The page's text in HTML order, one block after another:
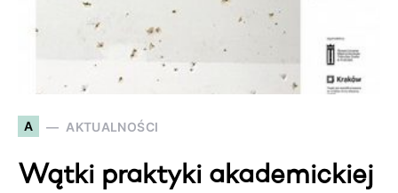
A AKTUALNOŚCI
Wątki praktyki akademickiej